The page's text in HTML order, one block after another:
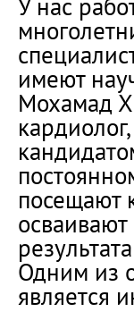
У нас
имеют
Мохамад
посещают
Одним из
является